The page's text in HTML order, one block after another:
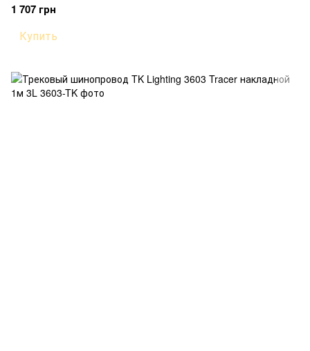
1 707 грн
Купить